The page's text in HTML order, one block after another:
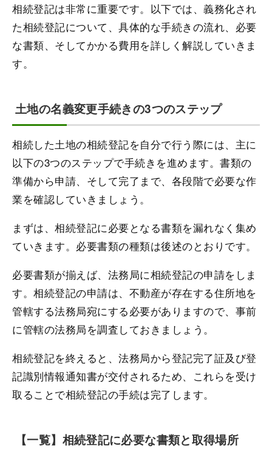
相続登記は非常に重要です。以下では、義務化され
た相続登記について、具体的な手続きの流れ、必要
な書類、そしてかかる費用を詳しく解説していきま
す。
土地の名義変更手続きの3つのステップ
相続した土地の相続登記を自分で行う際には、主に
以下の3つのステップで手続きを進めます。書類の
準備から申請、そして完了まで、各段階で必要な作
業を確認していきましょう。
まずは、相続登記に必要となる書類を漏れなく集め
ていきます。必要書類の種類は後述のとおりです。
必要書類が揃えば、法務局に相続登記の申請をしま
す。相続登記の申請は、不動産が存在する住所地を
管轄する法務局宛にする必要がありますので、事前
に管轄の法務局を調査しておきましょう。
相続登記を終えると、法務局から登記完了証及び登
記識別情報通知書が交付されるため、これらを受け
取ることで相続登記の手続は完了します。
【一覧】相続登記に必要な書類と取得場所